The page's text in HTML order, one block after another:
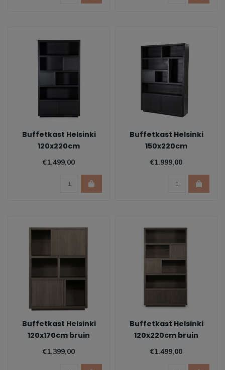
Buffetkast Helsinki
120x220cm
€1.499,00
Buffetkast Helsinki
150x220cm
€1.999,00
Buffetkast Helsinki
120x170cm bruin
€1.399,00
Buffetkast Helsinki
120x220cm bruin
€1.499,00